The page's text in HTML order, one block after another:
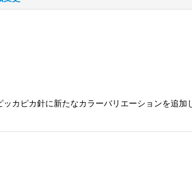
カピカ針に新たなカラーバリエーションを追加